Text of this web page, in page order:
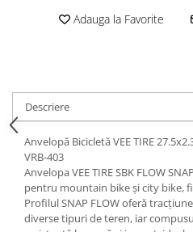
Accesorii
Camere moto
Anvelope ATV
Cauciucuri bicicleta
Anvelope și Camere Utilaje
https://www.doctortrotineta.ro/
tbi?
Adauga la Favorite
Descriere
Anvelopă Bicicletă VEE TIRE
VRB-403
Anvelopa VEE TIRE SBK FLOW
pentru mountain bike și city bike,
Profilul SNAP FLOW oferă
diverse tipuri de teren, iar